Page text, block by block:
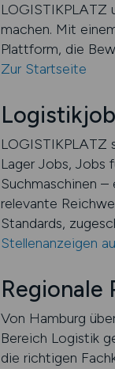
machen. Mit
Plattform, die
Zur Startseite
Lager Jobs, Jobs
Suchmaschinen –
relevante
Standards,
Stellenanzeigen
Von Hamburg
Bereich Logistik
die richtigen